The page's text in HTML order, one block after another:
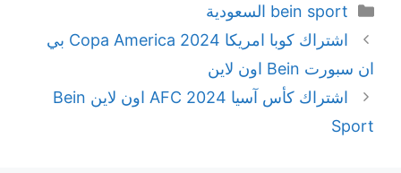
bein sport السعودية
اشتراك كوبا امريكا Copa America 2024 بي
ان سبورت Bein اون لاين
اشتراك كأس آسيا 2024 AFC اون لاين Bein
Sport